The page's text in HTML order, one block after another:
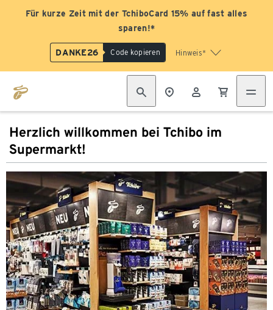
Für kurze Zeit mit der TchiboCard 15% auf fast alles
sparen!*
DANKE26 Code kopieren Hinweis*
Herzlich willkommen bei Tchibo im
Supermarkt!